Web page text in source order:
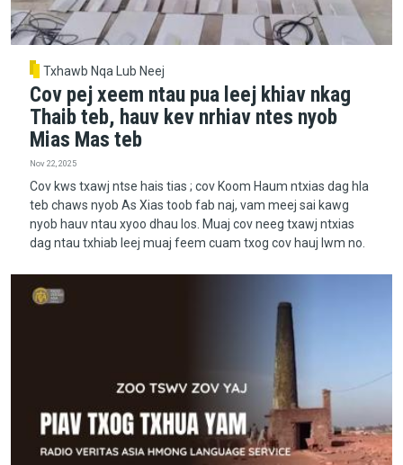
Txhawb Nqa Lub Neej
Cov pej xeem ntau pua leej khiav nkag
Thaib teb, hauv kev nrhiav ntes nyob
Mias Mas teb
Nov 22, 2025
Cov kws txawj ntse hais tias ; cov Koom Haum ntxias dag hla
teb chaws nyob As Xias toob fab naj, vam meej sai kawg
nyob hauv ntau xyoo dhau los. Muaj cov neeg txawj ntxias
dag ntau txhiab leej muaj feem cuam txog cov hauj lwm no.